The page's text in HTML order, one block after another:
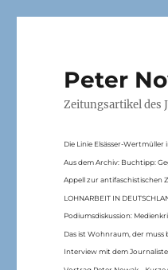
Peter
Zeitungsartikel des
Die Linie Elsässer-
Aus dem Archiv: Buchtipp:
Appell zur antifaschistischen
LOHNARBEIT IN
Podiumsdiskussion:
Das ist Wohnraum, der
Interview mit dem